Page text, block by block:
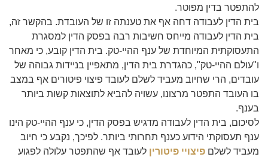
להתפטר בדין מפוטר.
בית הדין לעבודה דחה אף את טענתה זו של העובדת. בהקשר זה,
בית הדין לעבודה מייחס חשיבות רבה בפסק הדין למסגרת
התעסוקתית המיוחדת של ענף ההיי-טק. בית הדין קובע, כי מאחר
ו"עולם ההיי-טק", כהגדרת בית הדין, מתאפיין בניידות גבוהה של
עובדים, הרי שחיוב מעביד לשלם לעובד פיצוי פיטורים אף במצב
בו העובד התפטר מרצונו, עשויה להביא לתוצאות קשות ביותר
בענף.
לסיכום, בית הדין לעבודה מדגיש בפסק הדין, כי ענף ההיי-טק הינו
ענף תעסוקתי הידוע כענף תחרותי ביותר. לפיכך, נקבע כי חיוב
מעביד לשלם פיצויי פיטורין לעובד אף שהתפטר עלולה לפגוע